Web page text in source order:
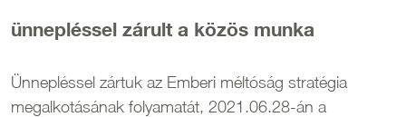
ünnepléssel zárult a közös munka
Ünnepléssel zártuk az Emberi méltóság stratégia
megalkotásának folyamatát, 2021.06.28-án a